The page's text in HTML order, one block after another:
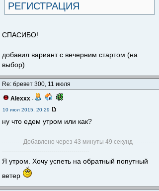
РЕГИСТРАЦИЯ
СПАСИБО!
добавил вариант с вечерним стартом (на
выбор)
Re: бревет 300, 11 июля
Alexxx -
10 июл 2015, 20:29
ну что едем утром или как?
---------- Добавлено через 43 минуты 49 секунд -----------
--------------------------------------------
Я утром. Хочу успеть на обратный попутный
ветер